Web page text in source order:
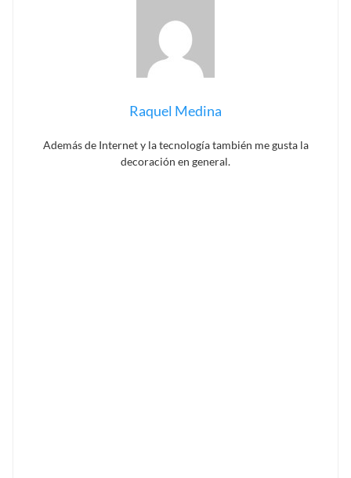
Raquel Medina
Además de Internet y la tecnología también me gusta la
decoración en general.